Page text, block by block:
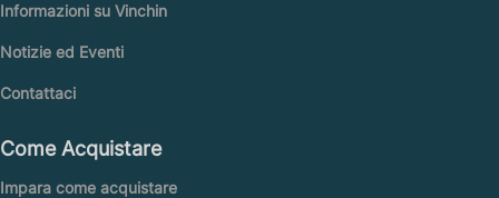
Informazioni su Vinchin
Notizie ed Eventi
Contattaci
Come Acquistare
Impara come acquistare